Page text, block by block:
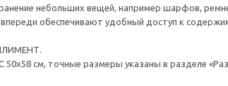
небольших вещей, например шарфов,
обеспечивают удобный доступ к
см, точные размеры указаны в разделе